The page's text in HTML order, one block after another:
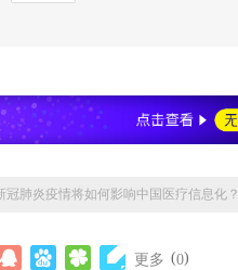
冠肺炎疫情将如何影响中国医疗信息化？
更多 (0)